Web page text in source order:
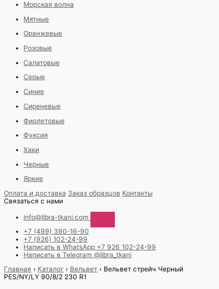
Морская волна
Мятные
Оранжевые
Розовые
Салатовые
Серые
Синие
Сиреневые
Фиолетовые
Фуксия
Хаки
Черные
Яркие
Оплата и доставка Заказ образцов Контакты
Связаться с нами
info@libra-tkani.com
+7 (499) 390-16-90
+7 (926) 102-24-99
Написать в WhatsApp +7 926 102-24-99
Написать в Telegram @libra_tkani
Перейти
к
Главная › Каталог › Вельвет › Вельвет стрейч Черный
PES/NY/LY 90/8/2 230 R1